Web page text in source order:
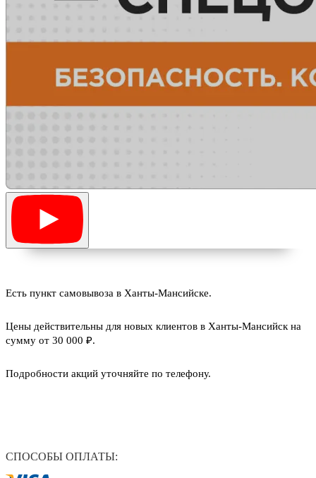
Есть пункт самовывоза в Ханты-Мансийске.
Цены действительны для новых клиентов в Ханты-Мансийск на
сумму от 30 000 ₽.
Подробности акций уточняйте по телефону.
СПОСОБЫ ОПЛАТЫ: